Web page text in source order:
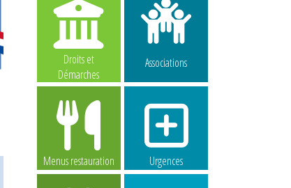
Droits et
Démarches
Associations
Menus restauration Urgences